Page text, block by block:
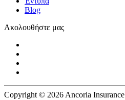
Blog
Ακολουθήστε μας
Copyright © 2026 Ancoria Insurance